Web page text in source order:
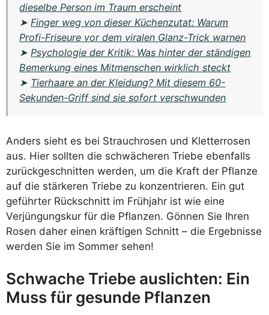
dieselbe Person im Traum erscheint
➤ Finger weg von dieser Küchenzutat: Warum
Profi-Friseure vor dem viralen Glanz-Trick warnen
➤ Psychologie der Kritik: Was hinter der ständigen
Bemerkung eines Mitmenschen wirklich steckt
➤ Tierhaare an der Kleidung? Mit diesem 60-
Sekunden-Griff sind sie sofort verschwunden
Anders sieht es bei Strauchrosen und Kletterrosen
aus. Hier sollten die schwächeren Triebe ebenfalls
zurückgeschnitten werden, um die Kraft der Pflanze
auf die stärkeren Triebe zu konzentrieren. Ein gut
geführter Rückschnitt im Frühjahr ist wie eine
Verjüngungskur für die Pflanzen. Gönnen Sie Ihren
Rosen daher einen kräftigen Schnitt – die Ergebnisse
werden Sie im Sommer sehen!
Schwache Triebe auslichten: Ein
Muss für gesunde Pflanzen